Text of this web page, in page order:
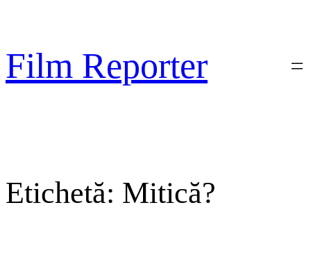
conținut
Film Reporter
Etichetă: Mitică?